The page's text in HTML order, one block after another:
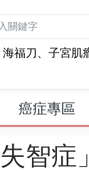
海福刀 、 子宮肌
癌症專區
失智